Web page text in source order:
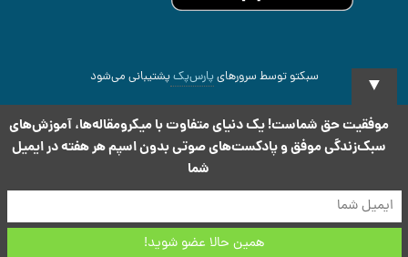
سبکتو توسط سرورهایپارس‌پکپشتیبانی می‌شود ▼
موفقیت حق شماست! یک دنیای متفاوت با میکرومقاله‌ها، آموزش‌های
سبک‌زندگی موفق و پادکست‌های صوتی بدون اسپم هر هفته در ایمیل
شما